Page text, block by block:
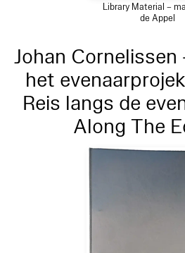
Library Material –
de Appel
Johan Cornelissen
het
Reis langs de
Along The